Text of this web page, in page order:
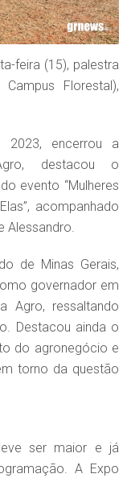
feira (15), palestra
Florestal),
encerrou a
destacou o
evento “Mulheres
acompanhado
Alessandro.
de Minas Gerais,
governador em
Agro, ressaltando
Destacou ainda o
do agronegócio e
torno da questão
ser maior e já
A Expo